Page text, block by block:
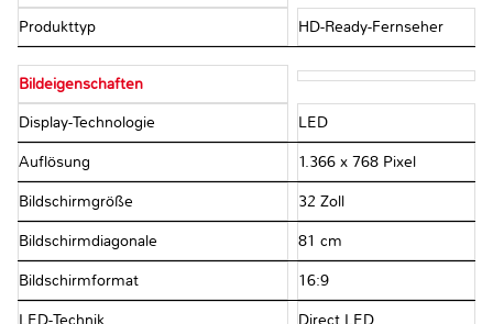
Produkttyp HD-Ready-Fernseher
Bildeigenschaften
Display-Technologie LED
Auflösung 1.366 x 768 Pixel
Bildschirmgröße 32 Zoll
Bildschirmdiagonale 81 cm
Bildschirmformat 16:9